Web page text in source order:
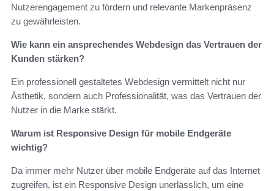
Nutzerengagement zu fördern und relevante Markenpräsenz
zu gewährleisten.
Wie kann ein ansprechendes Webdesign das Vertrauen der
Kunden stärken?
Ein professionell gestaltetes Webdesign vermittelt nicht nur
Ästhetik, sondern auch Professionalität, was das Vertrauen der
Nutzer in die Marke stärkt.
Warum ist Responsive Design für mobile Endgeräte
wichtig?
Da immer mehr Nutzer über mobile Endgeräte auf das Internet
zugreifen, ist ein Responsive Design unerlässlich, um eine